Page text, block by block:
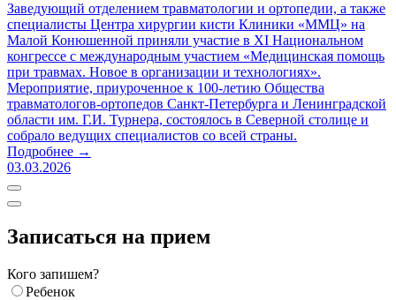
Заведующий отделением травматологии и ортопедии, а также
специалисты Центра хирургии кисти Клиники «ММЦ» на
Малой Конюшенной приняли участие в XI Национальном
конгрессе с международным участием «Медицинская помощь
при травмах. Новое в организации и технологиях».
Мероприятие, приуроченное к 100-летию Общества
травматологов-ортопедов Санкт-Петербурга и Ленинградской
области им. Г.И. Турнера, состоялось в Северной столице и
собрало ведущих специалистов со всей страны.
Подробнее →
03.03.2026
Записаться на прием
Кого запишем?
Ребенок